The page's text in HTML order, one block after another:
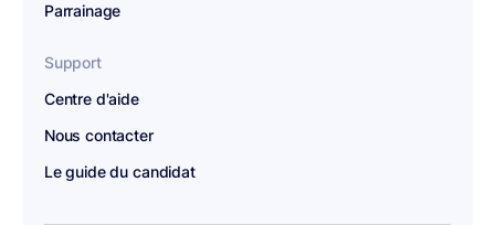
Parrainage
Support
Centre d'aide
Nous contacter
Le guide du candidat